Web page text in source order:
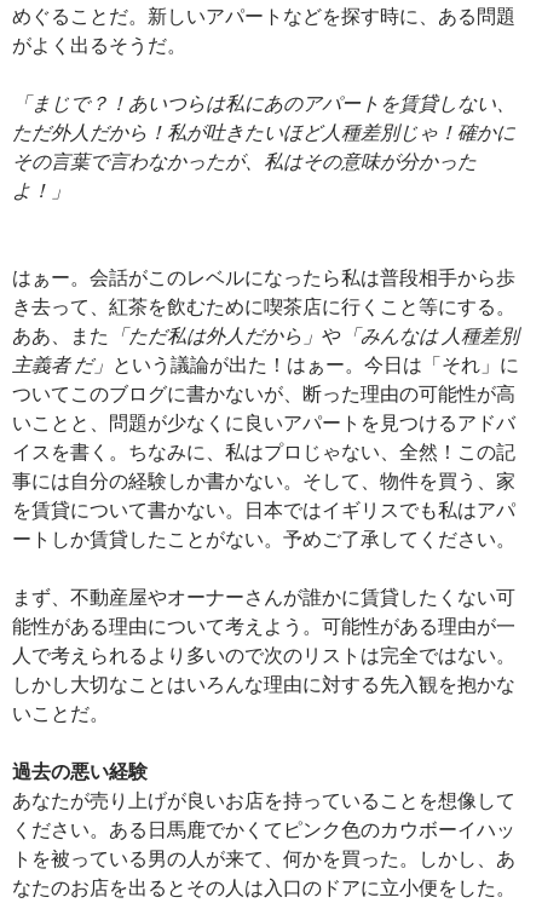
めぐることだ。新しいアパートなどを探す時に、ある問題
がよく出るそうだ。
「まじで？！あいつらは私にあのアパートを賃貸しない、
ただ外人だから！私が吐きたいほど人種差別じゃ！確かに
その言葉で言わなかったが、私はその意味が分かった
よ！」
はぁー。会話がこのレベルになったら私は普段相手から歩
き去って、紅茶を飲むために喫茶店に行くこと等にする。
ああ、また
「ただ私は外人だから」 や 「みんなは 人種差別
主義者 だ」 という議論が出た！はぁー。今日は「それ」に
ついてこのブログに書かないが、断った理由の可能性が高
いことと、問題が少なくに良いアパートを見つけるアドバ
イスを書く。ちなみに、私はプロじゃない、全然！この記
事には自分の経験しか書かない。そして、物件を買う、家
を賃貸について書かない。日本ではイギリスでも私はアパ
ートしか賃貸したことがない。予めご了承してください。
まず、不動産屋やオーナーさんが誰かに賃貸したくない可
能性がある理由について考えよう。可能性がある理由が一
人で考えられるより多いので次のリストは完全ではない。
しかし大切なことはいろんな理由に対する先入観を抱かな
いことだ。
過去の悪い経験
あなたが売り上げが良いお店を持っていることを想像して
ください。ある日馬鹿でかくてピンク色のカウボーイハッ
トを被っている男の人が来て、何かを買った。しかし、あ
なたのお店を出るとその人は入口のドアに立小便をした。